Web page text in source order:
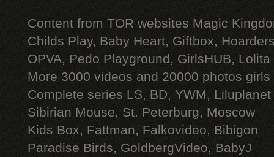
Content from TOR websites Magic
Childs Play, Baby Heart, Giftbox,
OPVA, Pedo Playground, GirlsHUB, Lolita
More 3000 videos and 20000 photos
Complete series LS, BD, YWM, Liluplanet
Sibirian Mouse, St. Peterburg, Moscow
Kids Box, Fattman, Falkovideo, Bibigon
Paradise Birds, GoldbergVideo, BabyJ